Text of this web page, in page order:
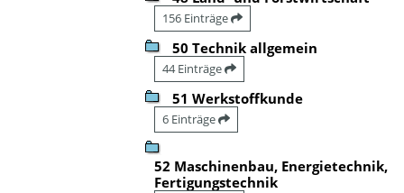
156 Einträge
50 Technik allgemein
44 Einträge
51 Werkstoffkunde
6 Einträge
52 Maschinenbau, Energietechnik,
Fertigungstechnik